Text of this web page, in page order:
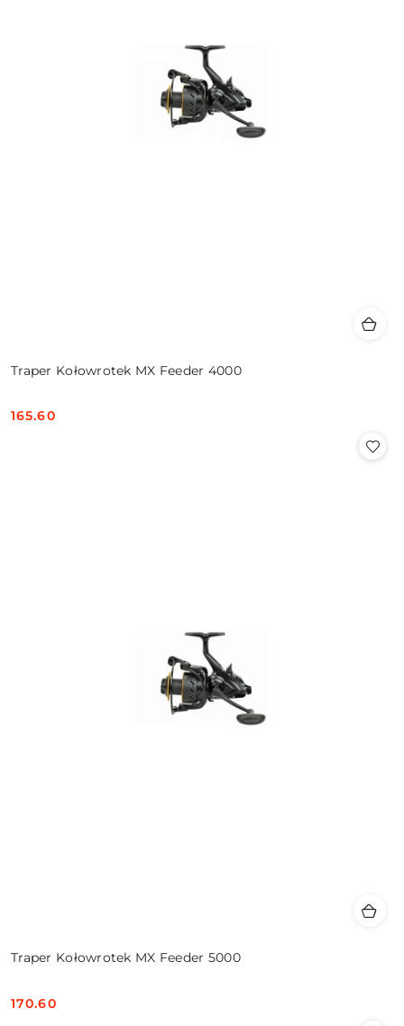
Traper Kołowrotek MX Feeder 4000
Cena:
165.60
Traper Kołowrotek MX Feeder 5000
Cena:
170.60